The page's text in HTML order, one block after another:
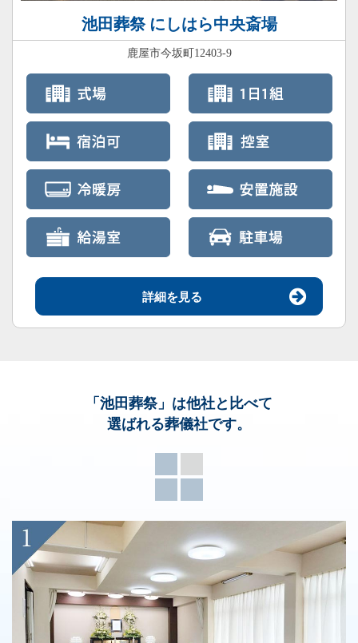
池田葬祭 にしはら中央斎場
鹿屋市今坂町12403-9
詳細を見る
「池田葬祭」 は他社と比べて
選ばれる葬儀社です。